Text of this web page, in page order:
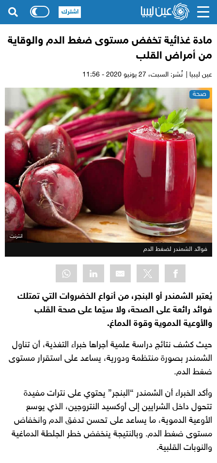
مادة غذائية تخفض مستوى ضغط الدم والوقاية
من أمراض القلب
عين ليبيا | نُشر: السبت،
صحة
انترنت
فوائد الشمندر لضغط الدم
يُعتبر الشمندر أو البنجر، من أنواع الخضروات التي تمتلك
فوائد رائعة على الصحة، ولا سيّما على صحة القلب
والأوعية الدموية وقوة الدماغ.
حيث كشف نتائج دراسة علمية أجراها خبراء التغذية، أن تناول
الشمندر بصورة منتظمة ودورية، يساعد على استقرار مستوى
ضغط الدم.
وأكد الخبراء أن الشمندر “البنجر” يحتوي على نترات مفيدة
تتحول داخل الشرايين إلى أوكسيد النتروجين، الذي يوسع
الأوعية الدموية، ما يساعد على تحسن تدفق الدم وانخفاض
مستوى ضغط الدم. وبالنتيجة ينخفض خطر الجلطة الدماغية
والنوبات القلبية.
اشترك